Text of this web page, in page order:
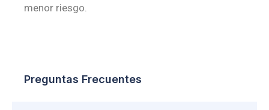
menor riesgo.
Preguntas Frecuentes